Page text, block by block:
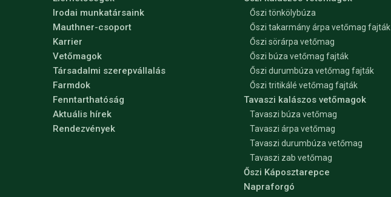
Irodai munkatársaink
Mauthner-csoport
Karrier
Vetőmagok
Társadalmi szerepvállalás
Farmdok
Fenntarthatóság
Aktuális hírek
Rendezvények
Őszi tönkölybúza
Őszi takarmány árpa vetőmag fajták
Őszi sörárpa vetőmag
Őszi búza vetőmag fajták
Őszi durumbúza vetőmag fajták
Őszi tritikálé vetőmag fajták
Tavaszi kalászos vetőmagok
Tavaszi búza vetőmag
Tavaszi árpa vetőmag
Tavaszi durumbúza vetőmag
Tavaszi zab vetőmag
Őszi Káposztarepce
Napraforgó